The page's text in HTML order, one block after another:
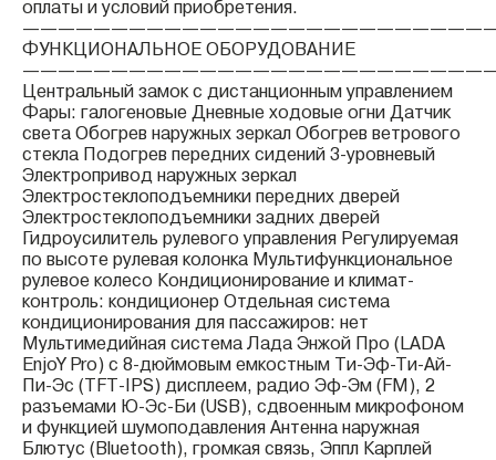
оплаты и условий приобретения.
ФУНКЦИОНАЛЬНОЕ ОБОРУДОВАНИЕ
Центральный замок с дистанционным управлением
Фары: галогеновые Дневные ходовые огни Датчик
света Обогрев наружных зеркал Обогрев ветрового
стекла Подогрев передних сидений 3-уровневый
Электропривод наружных зеркал
Электростеклоподъемники передних дверей
Электростеклоподъемники задних дверей
Гидроусилитель рулевого управления Регулируемая
по высоте рулевая колонка Мультифункциональное
рулевое колесо Кондиционирование и климат-
контроль: кондиционер Отдельная система
кондиционирования для пассажиров: нет
Мультимедийная система Лада Энжой Про (LADA
EnjoY Pro) с 8-дюймовым емкостным Ти-Эф-Ти-Ай-
Пи-Эс (TFT-IPS) дисплеем, радио Эф-Эм (FM), 2
разъемами Ю-Эс-Би (USB), сдвоенным микрофоном
и функцией шумоподавления Антенна наружная
Блютус (Bluetooth), громкая связь, Эппл Карплей